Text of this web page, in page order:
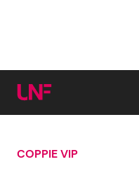
Cerca:
COPPIE VIP